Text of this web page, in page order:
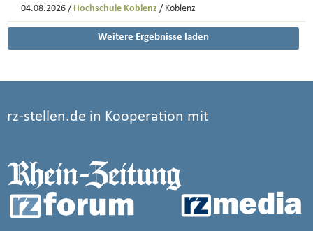
04.08.2026 / Hochschule Koblenz / Koblenz
Weitere Ergebnisse laden
rz-stellen.de in Kooperation mit